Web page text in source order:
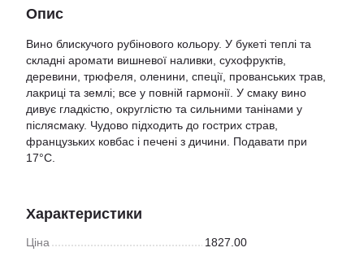
Опис
Вино блискучого рубінового кольору. У букеті теплі та
складні аромати вишневої наливки, сухофруктів,
деревини, трюфеля, оленини, спеції, прованських трав,
лакриці та землі; все у повній гармонії. У смаку вино
дивує гладкістю, округлістю та сильними танінами у
післясмаку. Чудово підходить до гострих страв,
французьких ковбас і печені з дичини. Подавати при
17°C.
Характеристики
Ціна 1827.00